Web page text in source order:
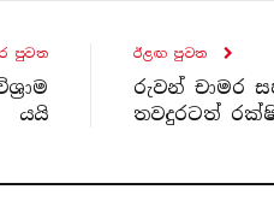
පුව​ත
යයි
ඊළඟ පුව​ත
රුවන් චාමර
තවදුරටත්